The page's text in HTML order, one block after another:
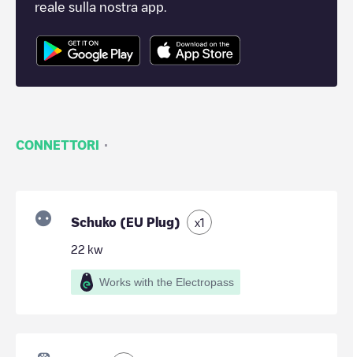
reale sulla nostra app.
CONNETTORI ·
Schuko (EU Plug) x1
22 kw
Works with the Electropass